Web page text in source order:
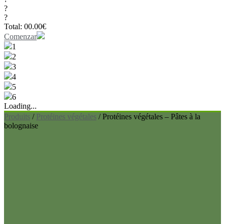
?
?
Total: 00.00€
Comenzar
1
2
3
4
5
6
Loading...
Produits / Protéines végétales /Protéines végétales – Pâtes à la
bolognaise